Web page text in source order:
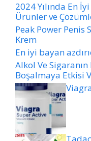
2024 Yılında En
Ürünler ve
Peak Power Penis
Krem
En iyi bayan
Alkol Ve Sigaranın
Boşalmaya Etkisi